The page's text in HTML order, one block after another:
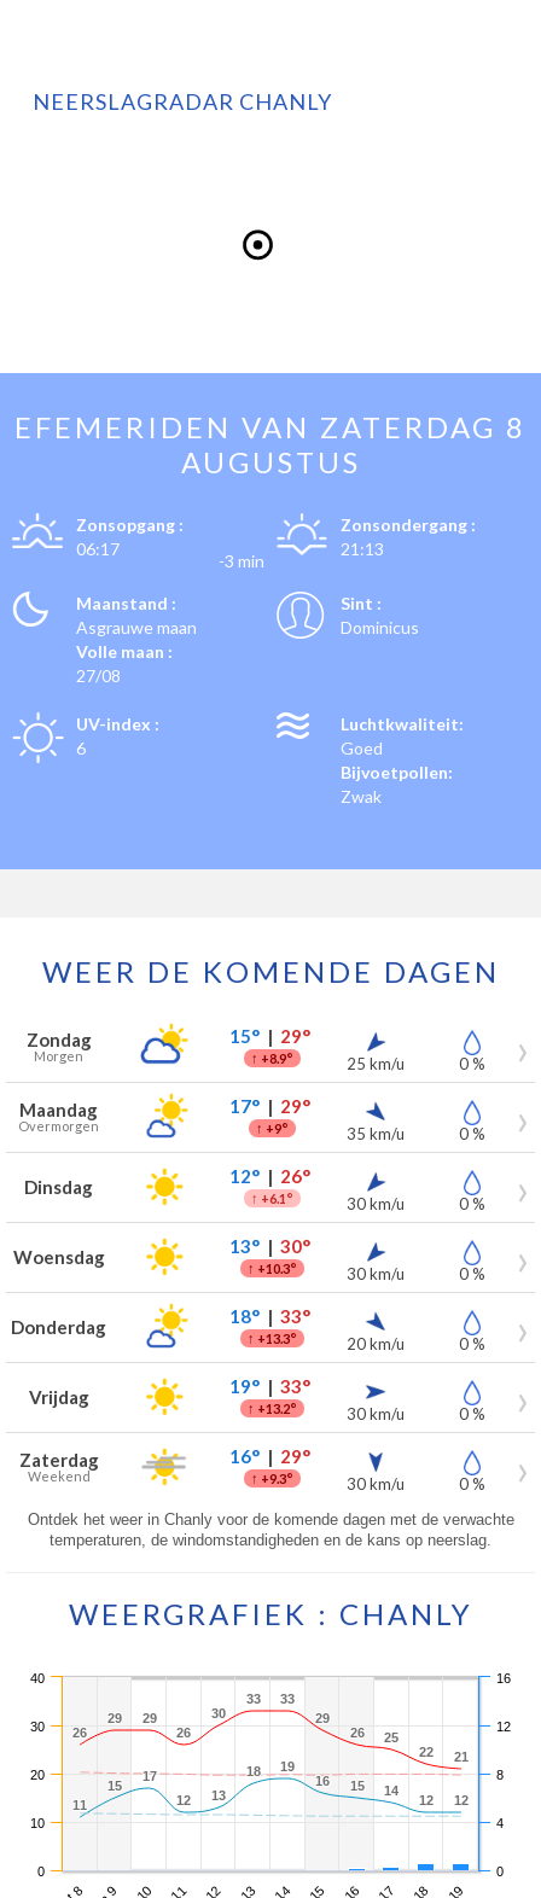
NEERSLAGRADAR CHANLY
EFEMERIDEN VAN ZATERDAG 8
AUGUSTUS
Zonsopgang :
06:17
-3 min
Zonsondergang :
21:13
Maanstand :
Asgrauwe maan
Volle maan :
27/08
Sint :
Dominicus
UV-index :
6
Luchtkwaliteit:
Goed
Bijvoetpollen:
Zwak
WEER DE KOMENDE DAGEN
Weersverwachting voor Chanly voor de komende 7 dagen
Dag Weer Temperaturen Wind Neerslag
Zondag
Morgen
15°| 29°
↑ +8.9° 25 km/u 0 %
Maandag
Overmorgen
17°| 29°
↑ +9° 35 km/u 0 %
Dinsdag 12°| 26°
↑ +6.1° 30 km/u 0 %
Woensdag 13°| 30°
↑ +10.3° 30 km/u 0 %
Donderdag 18°| 33°
↑ +13.3° 20 km/u 0 %
Vrijdag 19°| 33°
↑ +13.2° 30 km/u 0 %
Zaterdag
Weekend
16°| 29°
↑ +9.3° 30 km/u 0 %
Ontdek het weer in Chanly voor de komende dagen met de verwachte
temperaturen, de windomstandigheden en de kans op neerslag.
WEERGRAFIEK : CHANLY
26
26
29
29 29
29
26
26
30
30
33
33 33
33
29
29
26
26 25
25
22
22 21
21
11
11
15
15
17
17
12
12 13
13
18
18 19
19
16
16 15
15 14
14
12
12 12
12
0
10
20
30
40
0
4
8
12
16